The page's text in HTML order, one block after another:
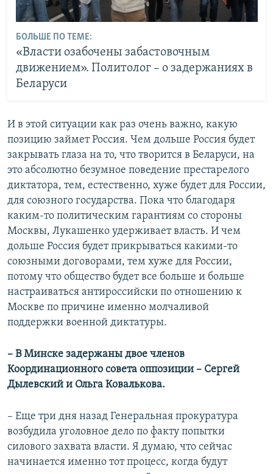
БОЛЬШЕ ПО ТЕМЕ:
«Власти озабочены забастовочным
движением». Политолог – о задержаниях в
Беларуси
И в этой ситуации как раз очень важно, какую
позицию займет Россия. Чем дольше Россия будет
закрывать глаза на то, что творится в Беларуси, на
это абсолютно безумное поведение престарелого
диктатора, тем, естественно, хуже будет для России,
для союзного государства. Пока что благодаря
каким-то политическим гарантиям со стороны
Москвы, Лукашенко удерживает власть. И чем
дольше Россия будет прикрываться какими-то
союзными договорами, тем хуже для России,
потому что общество будет все больше и больше
настраиваться антироссийски по отношению к
Москве по причине именно молчаливой
поддержки военной диктатуры.
– В Минске задержаны двое членов
Координационного совета оппозиции – Сергей
Дылевский и Ольга Ковалькова.
– Еще три дня назад Генеральная прокуратура
возбудила уголовное дело по факту попытки
силового захвата власти. Я думаю, что сейчас
начинается именно тот процесс, когда будут